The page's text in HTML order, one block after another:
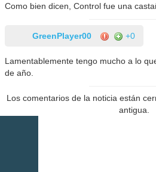
Como bien dicen, Control fue una
GreenPlayer00 +0
Lamentablemente tengo mucho a lo
de año.
Los comentarios de la noticia están
antigua.